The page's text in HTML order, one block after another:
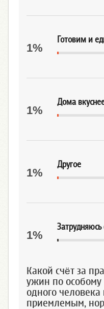
Готовим и
1%
Дома
1%
Другое
1%
Затрудняюсь
1%
Какой счёт за
ужин по
одного человека
приемлемым,